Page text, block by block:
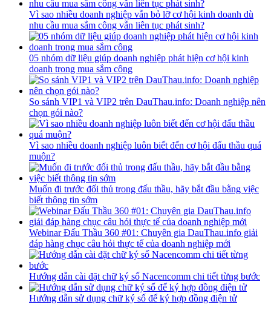
Vì sao nhiều doanh nghiệp vẫn bỏ lỡ cơ hội kinh doanh dù
nhu cầu mua sắm công vẫn liên tục phát sinh?
05 nhóm dữ liệu giúp doanh nghiệp phát hiện cơ hội kinh
doanh trong mua sắm công
So sánh VIP1 và VIP2 trên DauThau.info: Doanh nghiệp nên
chọn gói nào?
Vì sao nhiều doanh nghiệp luôn biết đến cơ hội đấu thầu quá
muộn?
Muốn đi trước đối thủ trong đấu thầu, hãy bắt đầu bằng việc
biết thông tin sớm
Webinar Đấu Thầu 360 #01: Chuyên gia DauThau.info giải
đáp hàng chục câu hỏi thực tế của doanh nghiệp mới
Hướng dẫn cài đặt chữ ký số Nacencomm chi tiết từng bước
Hướng dẫn sử dụng chữ ký số để ký hợp đồng điện tử